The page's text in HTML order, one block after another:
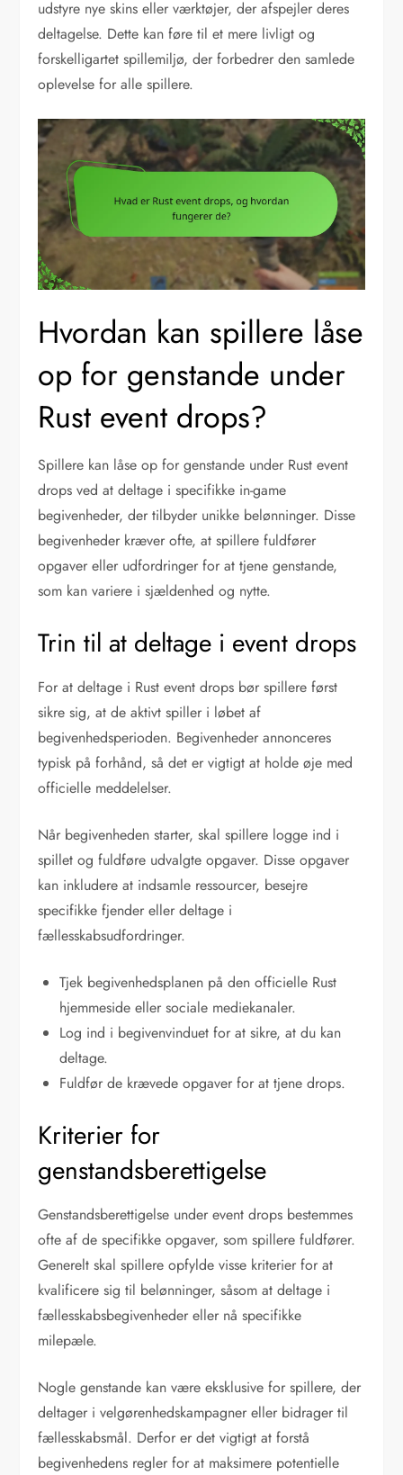
udstyre nye skins eller værktøjer, der afspejler deres
deltagelse. Dette kan føre til et mere livligt og
forskelligartet spillemiljø, der forbedrer den samlede
oplevelse for alle spillere.
Hvordan kan spillere låse
op for genstande under
Rust event drops?
Spillere kan låse op for genstande under Rust event
drops ved at deltage i specifikke in-game
begivenheder, der tilbyder unikke belønninger. Disse
begivenheder kræver ofte, at spillere fuldfører
opgaver eller udfordringer for at tjene genstande,
som kan variere i sjældenhed og nytte.
Trin til at deltage i event drops
For at deltage i Rust event drops bør spillere først
sikre sig, at de aktivt spiller i løbet af
begivenhedsperioden. Begivenheder annonceres
typisk på forhånd, så det er vigtigt at holde øje med
officielle meddelelser.
Når begivenheden starter, skal spillere logge ind i
spillet og fuldføre udvalgte opgaver. Disse opgaver
kan inkludere at indsamle ressourcer, besejre
specifikke fjender eller deltage i
fællesskabsudfordringer.
Tjek begivenhedsplanen på den officielle Rust
hjemmeside eller sociale mediekanaler.
Log ind i begivenvinduet for at sikre, at du kan
deltage.
Fuldfør de krævede opgaver for at tjene drops.
Kriterier for
genstandsberettigelse
Genstandsberettigelse under event drops bestemmes
ofte af de specifikke opgaver, som spillere fuldfører.
Generelt skal spillere opfylde visse kriterier for at
kvalificere sig til belønninger, såsom at deltage i
fællesskabsbegivenheder eller nå specifikke
milepæle.
Nogle genstande kan være eksklusive for spillere, der
deltager i velgørenhedskampagner eller bidrager til
fællesskabsmål. Derfor er det vigtigt at forstå
begivenhedens regler for at maksimere potentielle